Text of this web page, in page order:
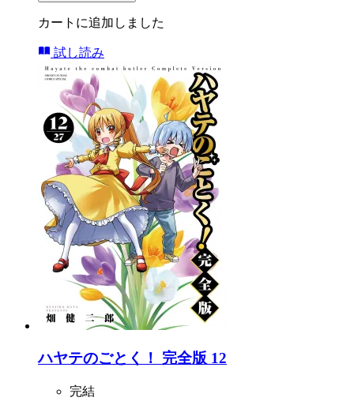
カートに追加しました
試し読み
ハヤテのごとく！ 完全版 12
完結